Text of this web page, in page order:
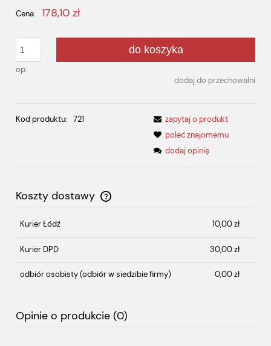
Cena: 178,10 zł
op.
do koszyka
dodaj do przechowalni
Kod produktu: 721
zapytaj o produkt
poleć znajomemu
dodaj opinię
Koszty dostawy
Cena nie zawiera ewentualnych kosztów płatności
Kurier Łódź 10,00 zł
Kurier DPD 30,00 zł
odbiór osobisty(odbiór w siedzibie firmy) 0,00 zł
Opinie o produkcie (0)